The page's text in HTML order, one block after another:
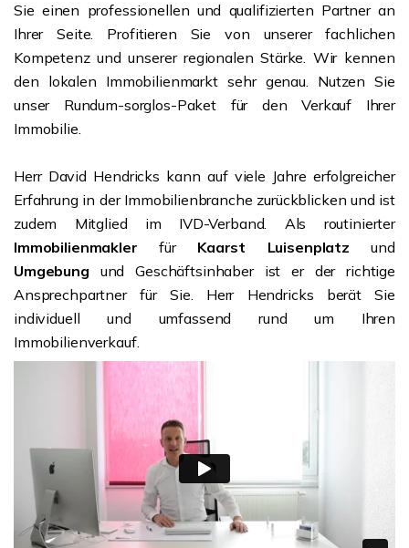
Sie einen professionellen und qualifizierten Partner an
Ihrer Seite. Profitieren Sie von unserer fachlichen
Kompetenz und unserer regionalen Stärke. Wir kennen
den lokalen Immobilienmarkt sehr genau. Nutzen Sie
unser Rundum-sorglos-Paket für den Verkauf Ihrer
Immobilie.
Herr David Hendricks kann auf viele Jahre erfolgreicher
Erfahrung in der Immobilienbranche zurückblicken und ist
zudem Mitglied im IVD-Verband. Als routinierter
Immobilienmaklerfür Kaarst Luisenplatzund
Umgebung und Geschäftsinhaber ist er der richtige
Ansprechpartner für Sie. Herr Hendricks berät Sie
individuell und umfassend rund um Ihren
Immobilienverkauf.